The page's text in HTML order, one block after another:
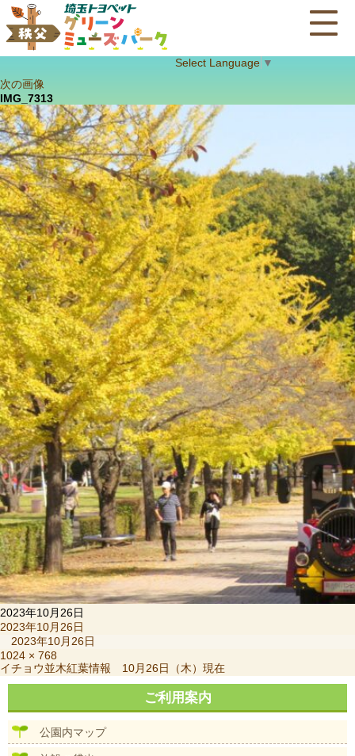
Select Language ▼
次の画像
IMG_7313
2023年10月26日
投
日:
2023年10月26日
2023年10月26日
フ
ル
サ
ズ
1024 × 768
投
稿
ビ
イチョウ並木紅葉情報 10月26日（木）現在
ご利用案内
公園内マップ